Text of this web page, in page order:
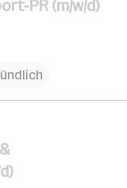
PR (m/w/d)